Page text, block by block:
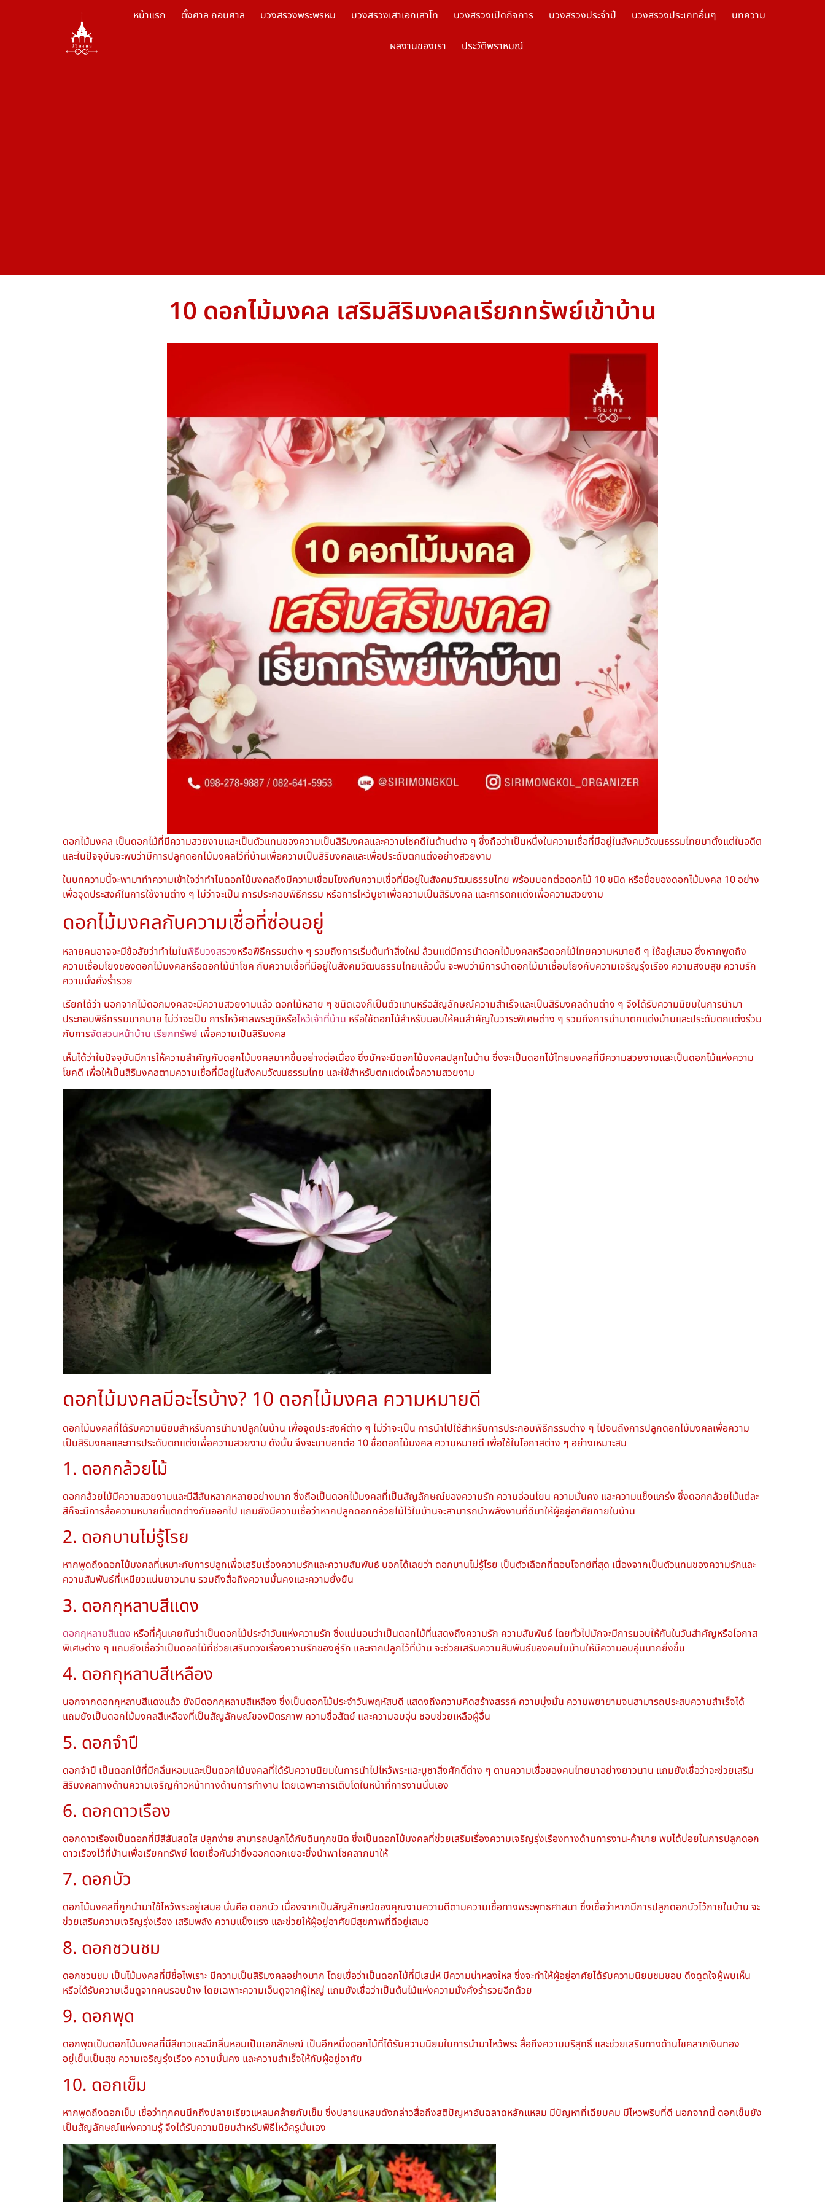
หน้าแรก ตั้งศาล ถอนศาล บวงสรวงพระพรหม บวงสรวงเสาเอกเสาโท บวงสรวงเปิดกิจการ บวงสรวงประจำปี บวงสรวงประเภทอื่นๆ บทความ
ผลงานของเรา ประวัติพราหมณ์
10 ดอกไม้มงคล เสริมสิริมงคลเรียกทรัพย์เข้าบ้าน
ดอกไม้มงคล เป็นดอกไม้ที่มีความสวยงามและเป็นตัวแทนของความเป็นสิริมงคลและความโชคดีในด้านต่าง ๆ ซึ่งถือว่าเป็นหนึ่งในความเชื่อที่มีอยู่ในสังคมวัฒนธรรมไทยมาตั้งแต่ในอดีต
และในปัจจุบันจะพบว่ามีการปลูกดอกไม้มงคลไว้ที่บ้านเพื่อความเป็นสิริมงคลและเพื่อประดับตกแต่งอย่างสวยงาม
ในบทความนี้จะพามาทำความเข้าใจว่าทำไมดอกไม้มงคลถึงมีความเชื่อมโยงกับความเชื่อที่มีอยู่ในสังคมวัฒนธรรมไทย พร้อมบอกต่อดอกไม้ 10 ชนิด หรือชื่อของดอกไม้มงคล 10 อย่าง
เพื่อจุดประสงค์ในการใช้งานต่าง ๆ ไม่ว่าจะเป็น การประกอบพิธีกรรม หรือการไหว้บูชาเพื่อความเป็นสิริมงคล และการตกแต่งเพื่อความสวยงาม
ดอกไม้มงคลกับความเชื่อที่ซ่อนอยู่
หลายคนอาจจะมีข้อสัยว่าทำไมในพิธีบวงสรวงหรือพิธีกรรมต่าง ๆ รวมถึงการเริ่มต้นทำสิ่งใหม่ ล้วนแต่มีการนำดอกไม้มงคลหรือดอกไม้ไทยความหมายดี ๆ ใช้อยู่เสมอ ซึ่งหากพูดถึง
ความเชื่อมโยงของดอกไม้มงคลหรือดอกไม้นำโชค กับความเชื่อที่มีอยู่ในสังคมวัฒนธรรมไทยแล้วนั้น จะพบว่ามีการนำดอกไม้มาเชื่อมโยงกับความเจริญรุ่งเรือง ความสงบสุข ความรัก
ความมั่งคั่งร่ำรวย
เรียกได้ว่า นอกจากไม้ดอกมงคลจะมีความสวยงามแล้ว ดอกไม้หลาย ๆ ชนิดเองก็เป็นตัวแทนหรือสัญลักษณ์ความสำเร็จและเป็นสิริมงคลด้านต่าง ๆ จึงได้รับความนิยมในการนำมา
ประกอบพิธีกรรมมากมาย ไม่ว่าจะเป็น การไหว้ศาลพระภูมิหรือไหว้เจ้าที่บ้าน หรือใช้ดอกไม้สำหรับมอบให้คนสำคัญในวาระพิเศษต่าง ๆ รวมถึงการนำมาตกแต่งบ้านและประดับตกแต่งร่วม
กับการจัดสวนหน้าบ้าน เรียกทรัพย์ เพื่อความเป็นสิริมงคล
เห็นได้ว่าในปัจจุบันมีการให้ความสำคัญกับดอกไม้มงคลมากขึ้นอย่างต่อเนื่อง ซึ่งมักจะมีดอกไม้มงคลปลูกในบ้าน ซึ่งจะเป็นดอกไม้ไทยมงคลที่มีความสวยงามและเป็นดอกไม้แห่งความ
โชคดี เพื่อให้เป็นสิริมงคลตามความเชื่อที่มีอยู่ในสังคมวัฒนธรรมไทย และใช้สำหรับตกแต่งเพื่อความสวยงาม
ดอกไม้มงคลมีอะไรบ้าง? 10 ดอกไม้มงคล ความหมายดี
ดอกไม้มงคลที่ได้รับความนิยมสำหรับการนำมาปลูกในบ้าน เพื่อจุดประสงค์ต่าง ๆ ไม่ว่าจะเป็น การนำไปใช้สำหรับการประกอบพิธีกรรมต่าง ๆ ไปจนถึงการปลูกดอกไม้มงคลเพื่อความ
เป็นสิริมงคลและการประดับตกแต่งเพื่อความสวยงาม ดังนั้น จึงจะมาบอกต่อ 10ชื่อดอกไม้มงคล ความหมายดี เพื่อใช้ในโอกาสต่าง ๆ อย่างเหมาะสม
1. ดอกกล้วยไม้
ดอกกล้วยไม้มีความสวยงามและมีสีสันหลากหลายอย่างมาก ซึ่งถือเป็นดอกไม้มงคลที่เป็นสัญลักษณ์ของความรัก ความอ่อนโยน ความมั่นคง และความแข็งแกร่ง ซึ่งดอกกล้วยไม้แต่ละ
สีก็จะมีการสื่อความหมายที่แตกต่างกันออกไป แถมยังมีความเชื่อว่าหากปลูกดอกกล้วยไม้ไว้ในบ้านจะสามารถนำพลังงานที่ดีมาให้ผู้อยู่อาศัยภายในบ้าน
2. ดอกบานไม่รู้โรย
หากพูดถึงดอกไม้มงคลที่เหมาะกับการปลูกเพื่อเสริมเรื่องความรักและความสัมพันธ์ บอกได้เลยว่า ดอกบานไม่รู้โรย เป็นตัวเลือกที่ตอบโจทย์ที่สุด เนื่องจากเป็นตัวแทนของความรักและ
ความสัมพันธ์ที่เหนียวแน่นยาวนาน รวมถึงสื่อถึงความมั่นคงและความยั่งยืน
3. ดอกกุหลาบสีแดง
ดอกกุหลาบสีแดง หรือที่คุ้นเคยกันว่าเป็นดอกไม้ประจำวันแห่งความรัก ซึ่งแน่นอนว่าเป็นดอกไม้ที่แสดงถึงความรัก ความสัมพันธ์ โดยทั่วไปมักจะมีการมอบให้กันในวันสำคัญหรือโอกาส
พิเศษต่าง ๆ แถมยังเชื่อว่าเป็นดอกไม้ที่ช่วยเสริมดวงเรื่องความรักของคู่รัก และหากปลูกไว้ที่บ้าน จะช่วยเสริมความสัมพันธ์ของคนในบ้านให้มีความอบอุ่นมากยิ่งขึ้น
4. ดอกกุหลาบสีเหลือง
นอกจากดอกกุหลาบสีแดงแล้ว ยังมีดอกกุหลาบสีเหลือง ซึ่งเป็นดอกไม้ประจำวันพฤหัสบดี แสดงถึงความคิดสร้างสรรค์ ความมุ่งมั่น ความพยายามจนสามารถประสบความสำเร็จได้
แถมยังเป็นดอกไม้มงคลสีเหลืองที่เป็นสัญลักษณ์ของมิตรภาพ ความซื่อสัตย์ และความอบอุ่น ชอบช่วยเหลือผู้อื่น
5. ดอกจำปี
ดอกจำปี เป็นดอกไม้ที่มีกลิ่นหอมและเป็นดอกไม้มงคลที่ได้รับความนิยมในการนำไปไหว้พระและบูชาสิ่งศักดิ์ต่าง ๆ ตามความเชื่อของคนไทยมาอย่างยาวนาน แถมยังเชื่อว่าจะช่วยเสริม
สิริมงคลทางด้านความเจริญก้าวหน้าทางด้านการทำงาน โดยเฉพาะการเติบโตในหน้าที่การงานนั่นเอง
6. ดอกดาวเรือง
ดอกดาวเรืองเป็นดอกที่มีสีสันสดใส ปลูกง่าย สามารถปลูกได้กับดินทุกชนิด ซึ่งเป็นดอกไม้มงคลที่ช่วยเสริมเรื่องความเจริญรุ่งเรืองทางด้านการงาน-ค้าขาย พบได้บ่อยในการปลูกดอก
ดาวเรืองไว้ที่บ้านเพื่อเรียกทรัพย์ โดยเชื่อกันว่ายิ่งออกดอกเยอะยิ่งนำพาโชคลาภมาให้
7. ดอกบัว
ดอกไม้มงคลที่ถูกนำมาใช้ไหว้พระอยู่เสมอ นั่นคือ ดอกบัว เนื่องจากเป็นสัญลักษณ์ของคุณงามความดีตามความเชื่อทางพระพุทธศาสนา ซึ่งเชื่อว่าหากมีการปลูกดอกบัวไว้ภายในบ้าน จะ
ช่วยเสริมความเจริญรุ่งเรือง เสริมพลัง ความแข็งแรง และช่วยให้ผู้อยู่อาศัยมีสุขภาพที่ดีอยู่เสมอ
8. ดอกชวนชม
ดอกชวนชม เป็นไม้มงคลที่มีชื่อไพเราะ มีความเป็นสิริมงคลอย่างมาก โดยเชื่อว่าเป็นดอกไม้ที่มีเสน่ห์ มีความน่าหลงใหล ซึ่งจะทำให้ผู้อยู่อาศัยได้รับความนิยมชมชอบ ดึงดูดใจผู้พบเห็น
หรือได้รับความเอ็นดูจากคนรอบข้าง โดยเฉพาะความเอ็นดูจากผู้ใหญ่ แถมยังเชื่อว่าเป็นต้นไม้แห่งความมั่งคั่งร่ำรวยอีกด้วย
9. ดอกพุด
ดอกพุดเป็นดอกไม้มงคลที่มีสีขาวและมีกลิ่นหอมเป็นเอกลักษณ์ เป็นอีกหนึ่งดอกไม้ที่ได้รับความนิยมในการนำมาไหว้พระ สื่อถึงความบริสุทธิ์ และช่วยเสริมทางด้านโชคลาภเงินทอง
อยู่เย็นเป็นสุข ความเจริญรุ่งเรือง ความมั่นคง และความสำเร็จให้กับผู้อยู่อาศัย
10. ดอกเข็ม
หากพูดถึงดอกเข็ม เชื่อว่าทุกคนนึกถึงปลายเรียวแหลมคล้ายกับเข็ม ซึ่งปลายแหลมดังกล่าวสื่อถึงสติปัญหาอันฉลาดหลักแหลม มีปัญหาที่เฉียบคม มีไหวพริบที่ดี นอกจากนี้ ดอกเข็มยัง
เป็นสัญลักษณ์แห่งความรู้ จึงได้รับความนิยมสำหรับพิธีไหว้ครูนั่นเอง